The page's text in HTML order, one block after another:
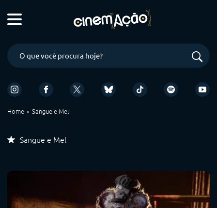
Home Sangue e Mel
Sangue e Mel